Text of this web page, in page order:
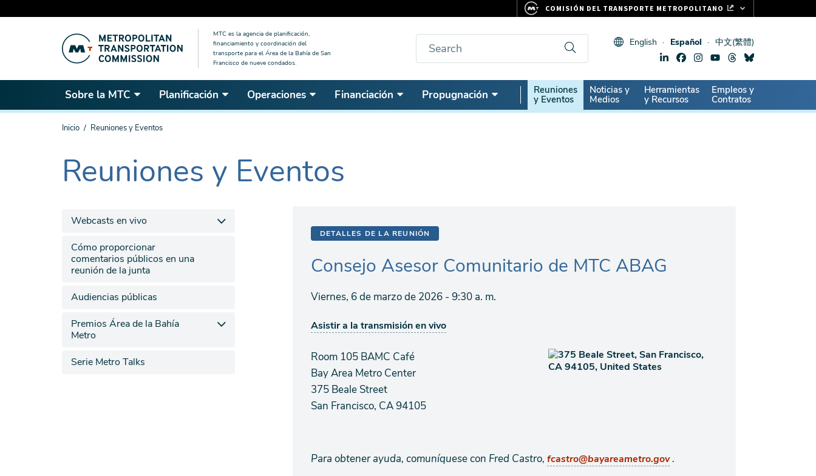
MTC es la agencia de planificación,
financiamiento y coordinación del
transporte para el Área de la Bahía de San
Francisco de nueve condados.
Buscar English Español 中文(繁體)
Sobre la MTC Planificación Operaciones Financiación Propugnación
Secondary
Nav
Reuniones
y Eventos
Noticias y
Medios
Herramientas
y Recursos
Empleos y
Contratos
Estás
Inicio Reuniones y Eventos
The
current
Reuniones y Eventos
DETALLES DE LA REUNIÓN
Consejo Asesor Comunitario de MTC ABAG
Viernes, 6 de marzo de 2026 - 9:30 a. m.
Asistir a la transmisión en vivo
Room 105 BAMC Café
Bay Area Metro Center
375 Beale Street
San Francisco, CA 94105
Para obtener ayuda, comuníquese con Fred Castro, fcastro@bayareametro.gov.
Webcasts en vivo
Cómo proporcionar
comentarios públicos en una
reunión de la junta
Audiencias públicas
Premios Área de la Bahía
Metro
Serie Metro Talks
COMISIÓN DEL TRANSPORTE METROPOLITANO
CLIPPER CARD
511.ORG